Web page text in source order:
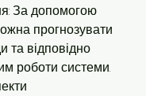
прогнозувати
та відповідно
роботи системи.